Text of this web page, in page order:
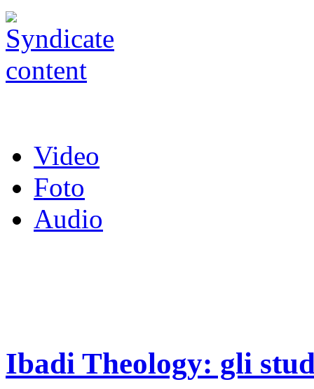
Video
Foto
Audio
Ibadi Theology: gli